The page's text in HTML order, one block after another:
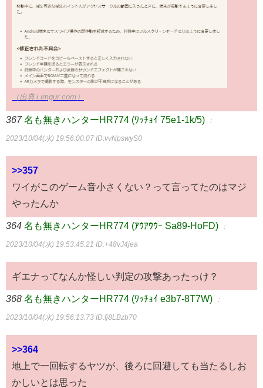
（出典 i.imgur.com）
367 名も無きハンターHR774 (ﾜｯﾁｮｲ 75e1-1k/5) ：
2023/10/04(水) 19:56:00.07 ID:vvNpswyS0
>>357
ワイがこのゲーム音小さくない？って言ってたのはマジ
やったんか
364 名も無きハンターHR774 (ｱｳｱｳｳｰ Sa89-HoFD) ：
2023/10/04(水) 19:53:45.21 ID:+48vJ4jea
ギエナってなんか怪しい判定の攻撃あったっけ？
368 名も無きハンターHR774 (ﾜｯﾁｮｲ e3b7-8T7W) ：
2023/10/04(水) 19:56:13.73 ID:fj8LBzb70
>>364
地上で一回転するヤツが、後ろに回避しても当たるしお
かしいとは思った